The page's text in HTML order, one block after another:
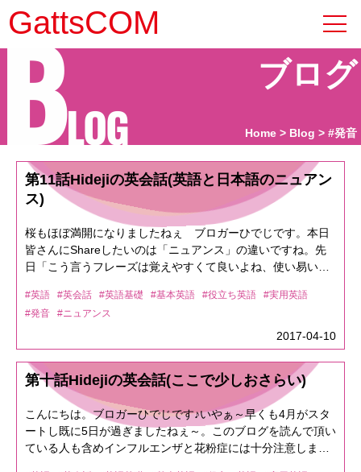
GattsCOM
ブログ
BLOG Home Blog #発音
第11話Hidejiの英会話(英語と日本語のニュアン
ス)
桜もほぼ満開になりましたねぇ ブロガーひでじです。本日
皆さんにShareしたいのは「ニュアンス」の違いですね。先
日「こう言うフレーズは覚えやすくて良いよね、使い易い」
ます。「はまった」と言うのは自分の言いたい事を英語にし
たらどうなるか？って事ですね。なので、皆さんも「こう言
う時、英語でなんて言うんだろう？」って思ったらすぐに調
べましょう。で、本日Shareしたい「ニュアンス」ですが、
必ずしも「英語＝日本語」にはならないって事です。では、
どう言う事か見ていきましょう。<<ニュアンス Part1>>ま
ず、最初に言っておきますが「どのニュアンスが一番それに
近いか？」って事です。例えば先日Shareした「It was good
to ～」⇒「～しててよかった」と言う風にShareさせて頂き
ましたが日本人は英語を直訳する事しか教えてもらっていな
#英語 #英会話 #英語基礎 #基本英語 #役立ち英語
#実用英語
#発音
#ニュアンス
2017-04-10
第十話Hidejiの英会話(ここで少しおさらい)
こんにちは。ブロガーひでじです♪いやぁ～早くも4月がスタ
ートし既に5日が過ぎましたねぇ～。このブログを読んで頂い
ている人も含めインフルエンザと花粉症には十分注意しまし